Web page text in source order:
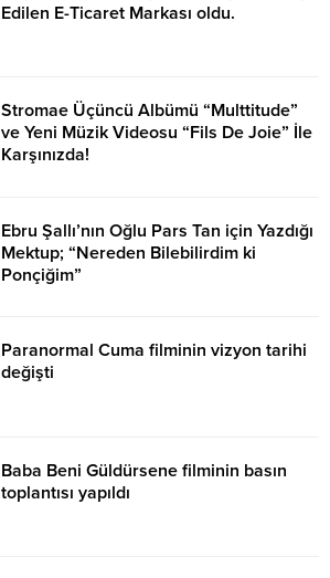
Edilen E-Ticaret Markası oldu.
Stromae Üçüncü Albümü “Multtitude”
ve Yeni Müzik Videosu “Fils De Joie” İle
Karşınızda!
Ebru Şallı’nın Oğlu Pars Tan için Yazdığı
Mektup; “Nereden Bilebilirdim ki
Ponçiğim”
Paranormal Cuma filminin vizyon tarihi
değişti
Baba Beni Güldürsene filminin basın
toplantısı yapıldı